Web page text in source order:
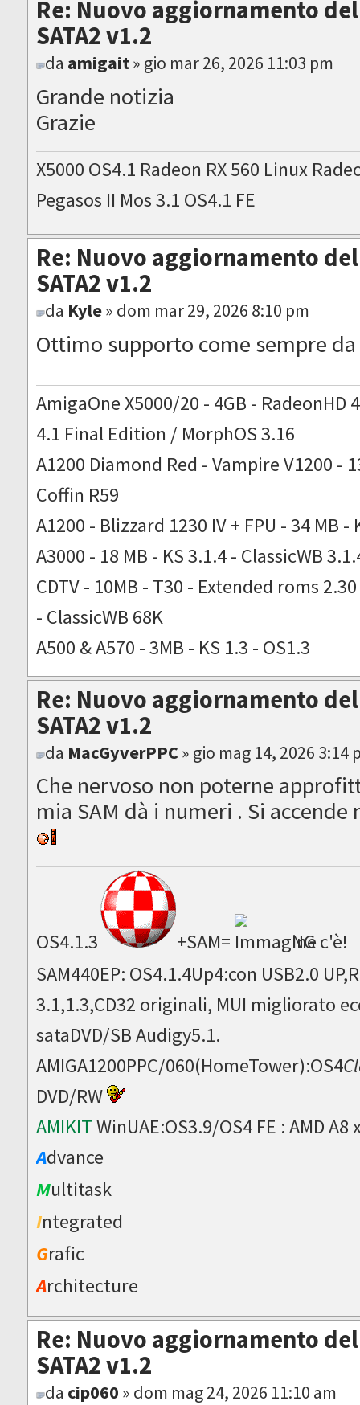
Re: Nuovo aggiornamento
SATA2 v1.2
da amigait» gio mar 26, 2026 11:03 pm
Grande notizia
Grazie
X5000 OS4.1 Radeon RX 560 Linux
Pegasos II Mos 3.1 OS4.1 FE
Re: Nuovo aggiornamento
SATA2 v1.2
da Kyle» dom mar 29, 2026 8:10 pm
Ottimo supporto come sempre
AmigaOne X5000/20 - 4GB - RadeonHD
4.1 Final Edition / MorphOS 3.16
A1200 Diamond Red - Vampire V1200 -
Coffin R59
A1200 - Blizzard 1230 IV + FPU - 34 MB -
A3000 - 18 MB - KS 3.1.4 - ClassicWB
CDTV - 10MB - T30 - Extended roms
- ClassicWB 68K
A500 & A570 - 3MB - KS 1.3 - OS1.3
Re: Nuovo aggiornamento
SATA2 v1.2
da MacGyverPPC » gio mag 14, 2026 3:14
Che nervoso non poterne
mia SAM dà i numeri . Si
OS4.1.3 +SAM=
NG c'è!
SAM440EP: OS4.1.4Up4:con USB2.0
3.1,1.3,CD32 originali, MUI migliorato
sataDVD/SB Audigy5.1.
AMIGA1200PPC/060(HomeTower):OS4
DVD/RW
AMIKITWinUAE:OS3.9/OS4 FE : AMD A8
Advance
Multitask
Integrated
Grafic
Architecture
Re: Nuovo aggiornamento
SATA2 v1.2
da cip060 » dom mag 24, 2026 11:10 am